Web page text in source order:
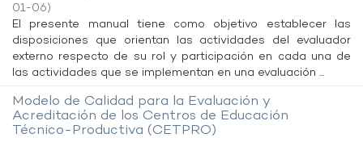
01-06)
El presente manual tiene como objetivo establecer las
disposiciones que orientan las actividades del evaluador
externo respecto de su rol y participación en cada una de
las actividades que se implementan en una evaluación ...
Modelo de Calidad para la Evaluación y
Acreditación de los Centros de Educación
Técnico-Productiva (CETPRO)